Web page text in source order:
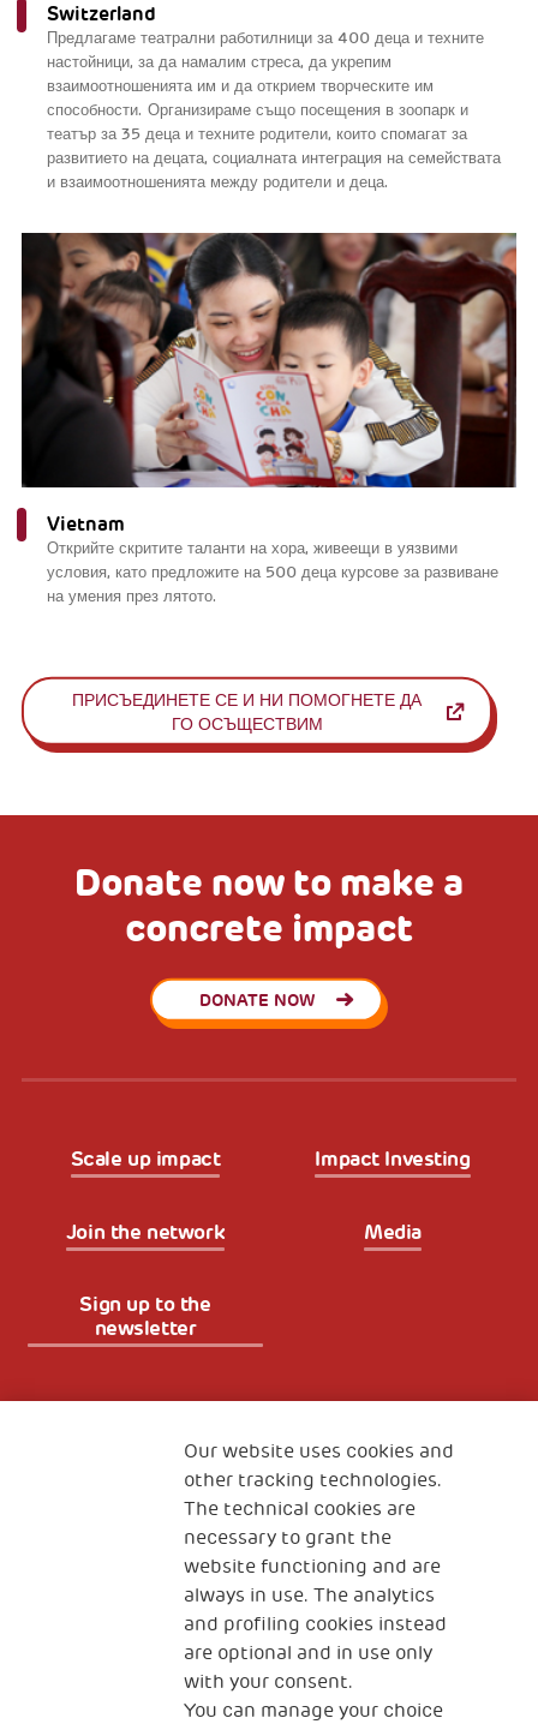
Switzerland
Предлагаме театрални работилници за 400 деца и техните
настойници, за да намалим стреса, да укрепим
взаимоотношенията им и да открием творческите им
способности. Организираме също посещения в зоопарк и
театър за 35 деца и техните родители, които спомагат за
развитието на децата, социалната интеграция на семействата
и взаимоотношенията между родители и деца.
Vietnam
Открийте скритите таланти на хора, живеещи в уязвими
условия, като предложите на 500 деца курсове за развиване
на умения през лятото.
ПРИСЪЕДИНЕТЕ СЕ И НИ ПОМОГНЕТЕ ДА
ГО ОСЪЩЕСТВИМ
Donate now to make a
concrete impact
DONATE NOW
Scale up impact Impact Investing
Join the network Media
Sign up to the
newsletter
The Human Safety Net
CONTACT US
2, Piazza Duca degli Abruzzi 34132
Trieste Italy
Our website uses cookies and
other tracking technologies.
The technical cookies are
necessary to grant the
website functioning and are
always in use. The analytics
and profiling cookies instead
are optional and in use only
with your consent.
You can manage your choice